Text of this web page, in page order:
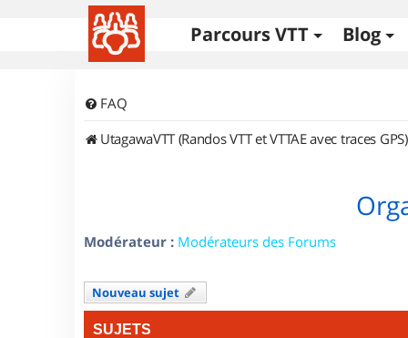
Parcours VTT Blog
FAQ
UtagawaVTT (Randos VTT et VTTAE avec traces GPS)
Modérateur : Modérateurs des Forums
Nouveau sujet
SUJETS